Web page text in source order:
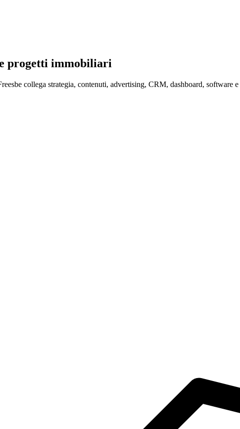
progetti immobiliari
collega strategia, contenuti, advertising, CRM, dashboard,